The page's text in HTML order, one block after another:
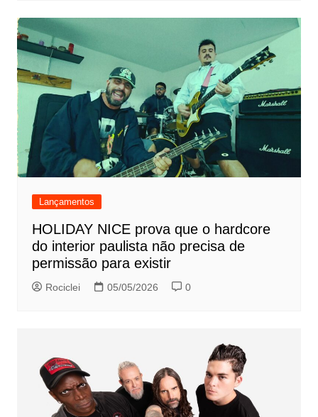
Lançamentos
HOLIDAY NICE prova que o hardcore
do interior paulista não precisa de
permissão para existir
Rociclei 05/05/2026 0